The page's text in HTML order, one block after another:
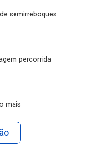
semirreboques
percorrida
mais